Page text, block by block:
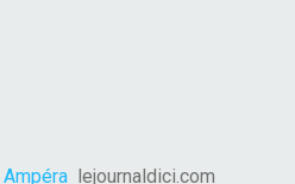
lejournaldici.com